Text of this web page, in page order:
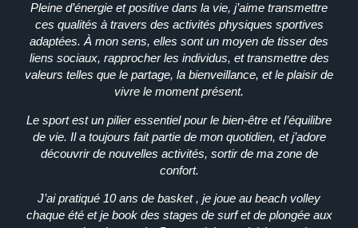
Pleine d’énergie et positive dans la vie, j’aime transmettre
ces qualités à travers des activités physiques sportives
adaptées. À mon sens, elles sont un moyen de tisser des
liens sociaux, rapprocher les individus, et transmettre des
valeurs telles que le partage, la bienveillance, et le plaisir de
vivre le moment présent.
Le sport est un pilier essentiel pour le bien-être et l’équilibre
de vie. Il a toujours fait partie de mon quotidien, et j’adore
découvrir de nouvelles activités, sortir de ma zone de
confort.
J’ai pratiqué 10 ans de basket , je joue au beach volley
chaque été et je book des stages de surf et de plongée aux